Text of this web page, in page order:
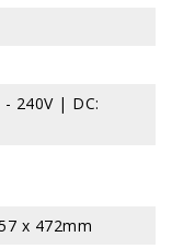
- 240V | DC:
x 472mm